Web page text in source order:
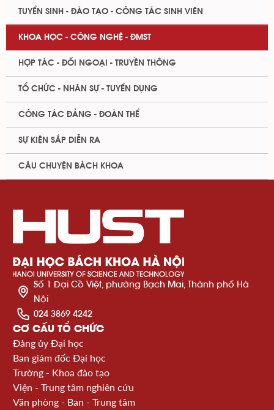
TUYỂN SINH - ĐÀO TẠO - CÔNG TÁC SINH VIÊN
KHOA HỌC - CÔNG NGHỆ - ĐMST
HỢP TÁC - ĐỐI NGOẠI - TRUYỀN THÔNG
TỔ CHỨC - NHÂN SỰ - TUYỂN DỤNG
CÔNG TÁC ĐẢNG - ĐOÀN THỂ
SỰ KIỆN SẮP DIỄN RA
CÂU CHUYỆN BÁCH KHOA
Số 1 Đại Cồ Việt, phường Bạch Mai, Thành phố Hà
Nội
024 3869 4242
CƠ CẤU TỔ CHỨC
Đảng ủy Đại học
Ban giám đốc Đại học
Trường - Khoa đào tạo
Viện - Trung tâm nghiên cứu
Văn phòng - Ban - Trung tâm